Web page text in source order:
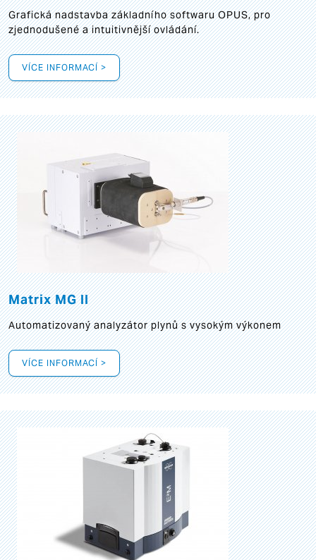
Grafickánadstavba základního softwaru OPUS, pro
zjednodušené a intuitivnější ovládání.
VÍCE INFORMACÍ >
Matrix MG II
Automatizovaný analyzátor plynů s vysokým výkonem
VÍCE INFORMACÍ >